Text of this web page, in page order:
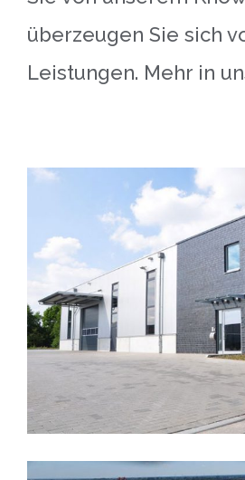
überzeugen Sie sich
Leistungen. Mehr in